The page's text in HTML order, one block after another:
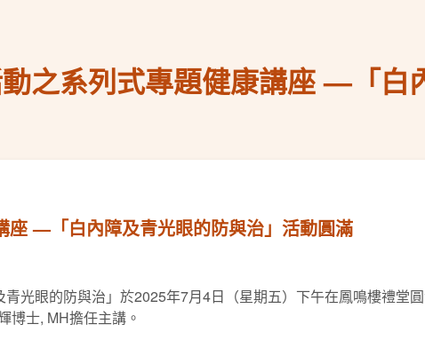
之系列式專題健康講座 —「白
座 —「白內障及青光眼的防與治」活動圓滿
光眼的防與治」於2025年7月4日（星期五）下午在鳳鳴樓禮堂
博士, MH擔任主講。